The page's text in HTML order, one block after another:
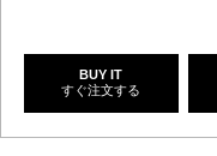
BUY IT
すぐ注文する